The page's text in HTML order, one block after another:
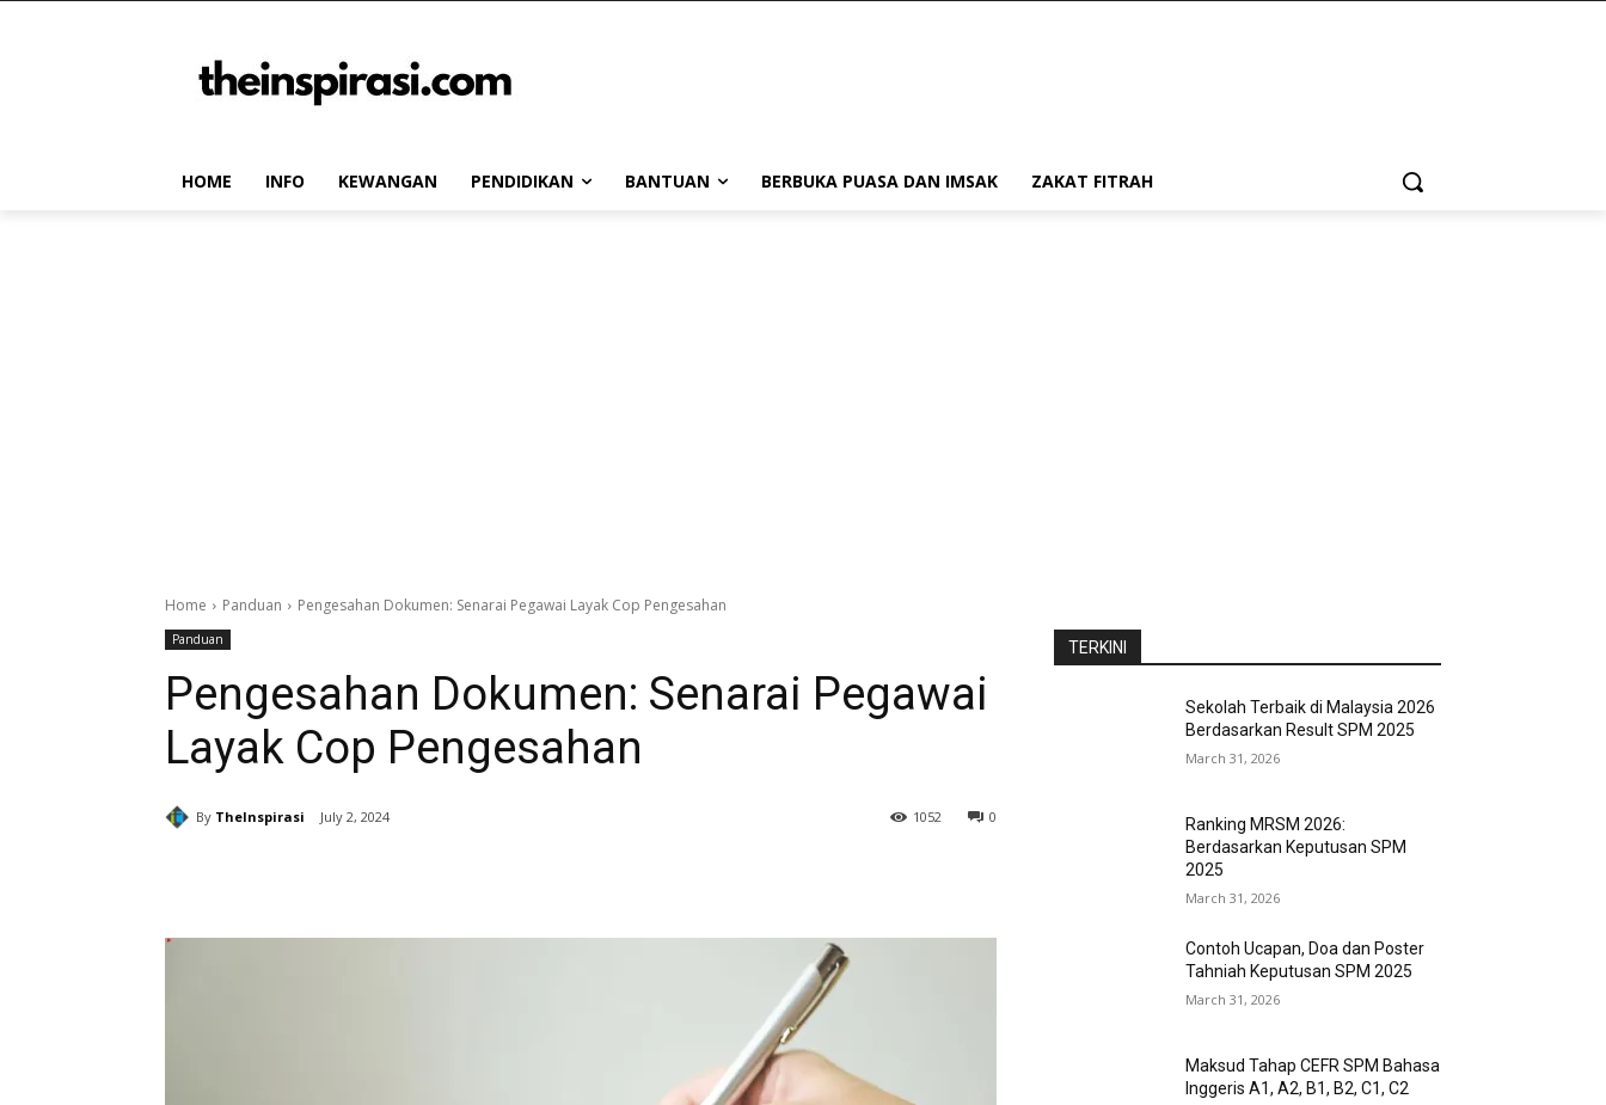
HOME INFO KEWANGAN PENDIDIKAN BANTUAN BERBUKA PUASA DAN IMSAK ZAKAT FITRAH
Home Panduan Pengesahan Dokumen: Senarai Pegawai Layak Cop Pengesahan
Panduan
Pengesahan Dokumen: Senarai Pegawai
Layak Cop Pengesahan
By TheInspirasi July 2, 2024 0
1052
TERKINI
Sekolah Terbaik di Malaysia 2026
Berdasarkan Result SPM 2025
March 31, 2026
Ranking MRSM 2026:
Berdasarkan Keputusan SPM
2025
March 31, 2026
Contoh Ucapan, Doa dan Poster
Tahniah Keputusan SPM 2025
March 31, 2026
Maksud Tahap CEFR SPM Bahasa
Inggeris A1, A2, B1, B2, C1, C2